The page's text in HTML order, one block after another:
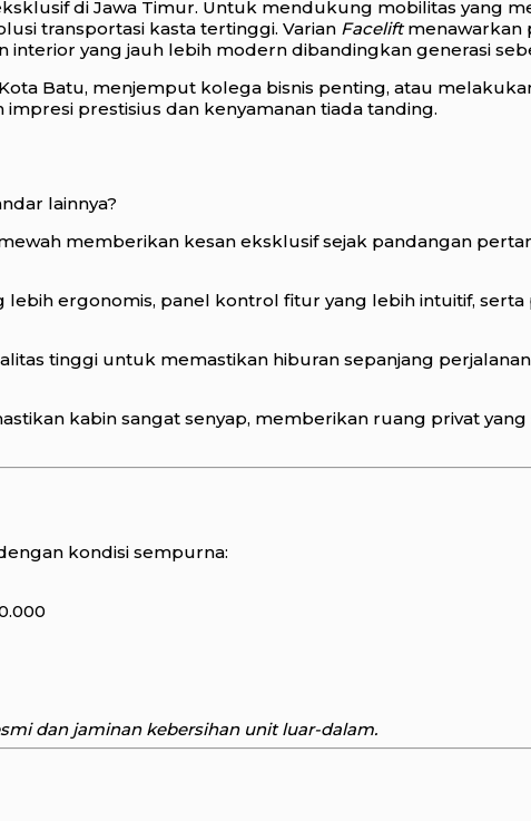
di Jawa Timur. Untuk mendukung mobilitas yang
transportasi kasta tertinggi. Varian Faceliftmenawarkan
yang jauh lebih modern dibandingkan generasi
Batu, menjemput kolega bisnis penting, atau
prestisius dan kenyamanan tiada tanding.
lainnya?
memberikan kesan eksklusif sejak pandangan
lebih ergonomis, panel kontrol fitur yang lebih intuitif, serta
tinggi untuk memastikan hiburan sepanjang
kabin sangat senyap, memberikan ruang privat
kondisi sempurna:
dan jaminan kebersihan unit luar-dalam.